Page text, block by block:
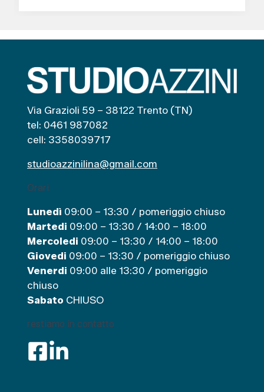
Via Grazioli 59 – 38122 Trento (TN)
tel: 0461 987082
cell: 3358039717
studioazzinilina@gmail.com
Orari
Lunedì 09:00 – 13:30 / pomeriggio chiuso
Martedi 09:00 – 13:30 / 14:00 – 18:00
Mercoledi 09:00 – 13:30 / 14:00 – 18:00
Giovedi 09:00 – 13:30 / pomeriggio chiuso
Venerdi 09:00 alle 13:30 / pomeriggio
chiuso
Sabato CHIUSO
restiamo in contatto